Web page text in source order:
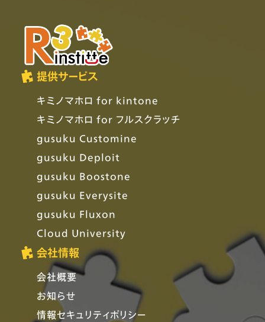
提供サービス
キミノマホロ for kintone
キミノマホロ for フルスクラッチ
gusuku Customine
gusuku Deploit
gusuku Boostone
gusuku Everysite
gusuku Fluxon
Cloud University
会社情報
会社概要
お知らせ
情報セキュリティポリシー